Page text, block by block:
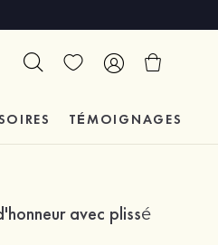
TÉMOIGNAGES
avec plissé